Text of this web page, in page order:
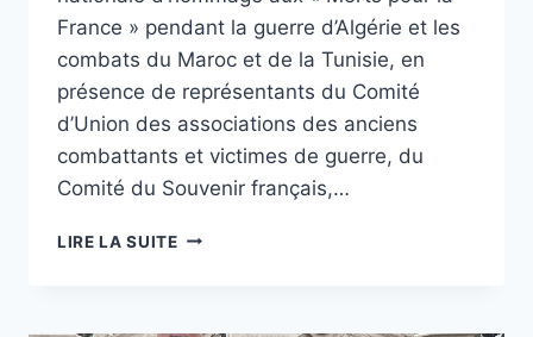
France » pendant la guerre d’Algérie et les
combats du Maroc et de la Tunisie, en
présence de représentants du Comité
d’Union des associations des anciens
combattants et victimes de guerre, du
Comité du Souvenir français,…
LIRE LA SUITEJOURNÉE